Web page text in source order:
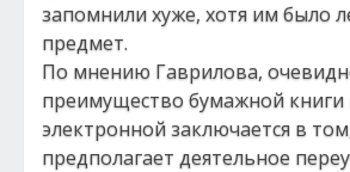
запомнили хуже, хотя им было
предмет.
По мнению Гаврилова,
преимущество бумажной книги
электронной заключается в
предполагает деятельное